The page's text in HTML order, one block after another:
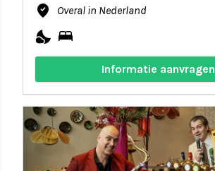
where_to_vote Overal in Nederland
nights_stay bed
Informatie aanvragen